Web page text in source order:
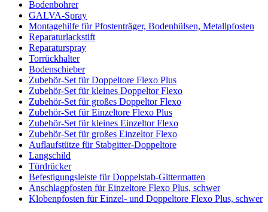
Bodenbohrer
GALVA-Spray
Montagehilfe für Pfostenträger, Bodenhülsen, Metallpfosten
Reparaturlackstift
Reparaturspray
Torrückhalter
Bodenschieber
Zubehör-Set für Doppeltore Flexo Plus
Zubehör-Set für kleines Doppeltor Flexo
Zubehör-Set für großes Doppeltor Flexo
Zubehör-Set für Einzeltore Flexo Plus
Zubehör-Set für kleines Einzeltor Flexo
Zubehör-Set für großes Einzeltor Flexo
Auflaufstütze für Stabgitter-Doppeltore
Langschild
Türdrücker
Befestigungsleiste für Doppelstab-Gittermatten
Anschlagpfosten für Einzeltore Flexo Plus, schwer
Klobenpfosten für Einzel- und Doppeltore Flexo Plus, schwer